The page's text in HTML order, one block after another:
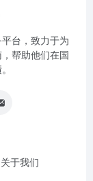
台，致力于为
帮助他们在国
关于我们